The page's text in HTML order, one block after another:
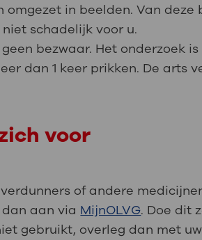
omgezet in beelden. Van deze
schadelijk voor u.
bezwaar. Het onderzoek
dan 1 keer prikken. De arts
voor
of andere
aan via MijnOLVG. Doe dit
gebruikt, overleg dan met